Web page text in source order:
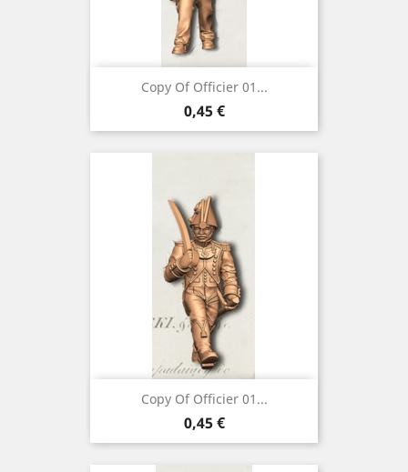
Copy Of Officier 01...
Preço
0,45 €
Copy Of Officier 01...
Preço
0,45 €